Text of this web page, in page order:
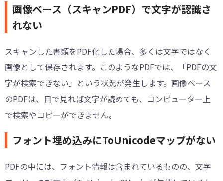
画像ベース（スキャンPDF）で文字が認識さ
れない
スキャンした書類をPDF化した場合、多くは文字ではなく
画像として保存されます。このようなPDFでは、「PDFの文
字が検索できない」という状況が発生します。画像ベース
のPDFは、目で見れば文字が読めても、コンピューター上
で検索やコピーができません。
フォント埋め込みにToUnicodeマップがない
PDFの中には、フォント情報は含まれているものの、文字